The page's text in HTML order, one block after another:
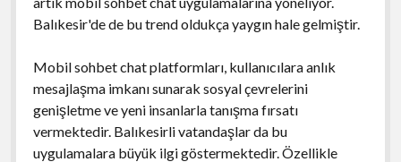
Balıkesir'de de bu trend oldukça yaygın hale gelmiştir.
Mobil sohbet chat platformları, kullanıcılara anlık
mesajlaşma imkanı sunarak sosyal çevrelerini
genişletme ve yeni insanlarla tanışma fırsatı
vermektedir. Balıkesirli vatandaşlar da bu
uygulamalara büyük ilgi göstermektedir. Özellikle